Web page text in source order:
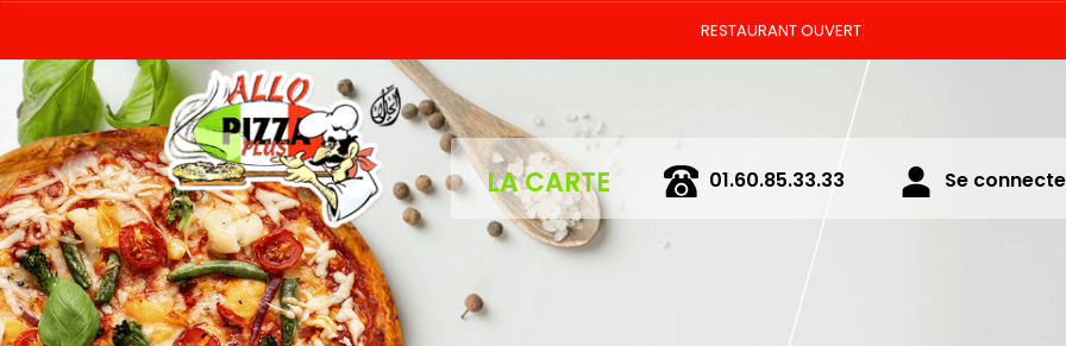
Vous pouv
LA CARTE 01.60.85.33.33 Se